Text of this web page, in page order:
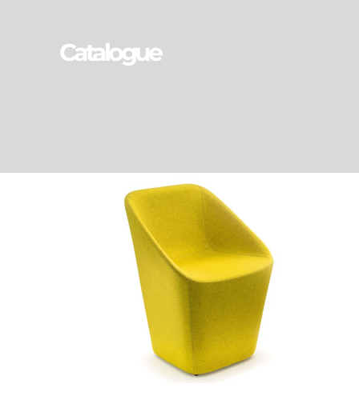
Catalogue